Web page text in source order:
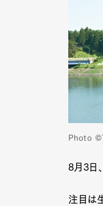
Photo
8月3日
注目は